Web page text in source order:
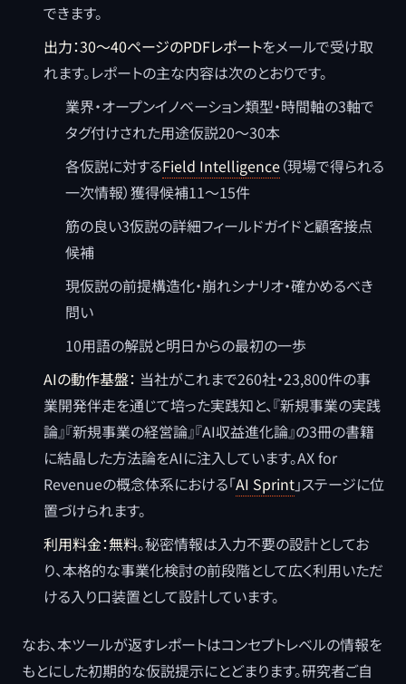
できます。
出力：30〜40ページのPDFレポートをメールで受け取
れます。レポートの主な内容は次のとおりです。
業界・オープンイノベーション類型・時間軸の3軸で
タグ付けされた用途仮説20〜30本
各仮説に対するField Intelligence（現場で得られる
一次情報）獲得候補11〜15件
筋の良い3仮説の詳細フィールドガイドと顧客接点
候補
現仮説の前提構造化・崩れシナリオ・確かめるべき
問い
10用語の解説と明日からの最初の一歩
AIの動作基盤： 当社がこれまで260社・23,800件の事
業開発伴走を通じて培った実践知と、『新規事業の実践
論』『新規事業の経営論』『AI収益進化論』の3冊の書籍
に結晶した方法論をAIに注入しています。AX for
Revenueの概念体系における「AI Sprint」ステージに位
置づけられます。
利用料金：無料。秘密情報は入力不要の設計としてお
り、本格的な事業化検討の前段階として広く利用いただ
ける入り口装置として設計しています。
なお、本ツールが返すレポートはコンセプトレベルの情報を
もとにした初期的な仮説提示にとどまります。研究者ご自